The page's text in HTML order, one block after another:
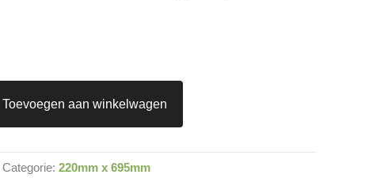
Toevoegen aan winkelwagen
Categorie:220mm x 695mm